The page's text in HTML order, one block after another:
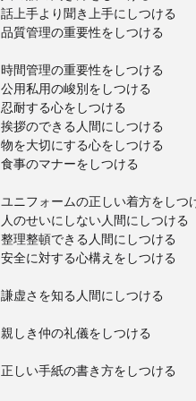
話上手より聞き上手にしつける
品質管理の重要性をしつける
時間管理の重要性をしつける
公用私用の峻別をしつける
忍耐する心をしつける
挨拶のできる人間にしつける
物を大切にする心をしつける
食事のマナーをしつける
ユニフォームの正しい着方をしつ
人のせいにしない人間にしつける
整理整頓できる人間にしつける
安全に対する心構えをしつける
謙虚さを知る人間にしつける
親しき仲の礼儀をしつける
正しい手紙の書き方をしつける